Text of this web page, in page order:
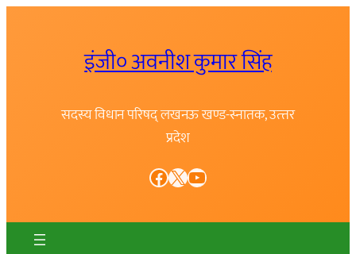
इंजी० अवनीश कुमार सिंह
सदस्य विधान परिषद् लखनऊ खण्ड-स्नातक, उत्त्तर
प्रदेश
Facebook X YouTube